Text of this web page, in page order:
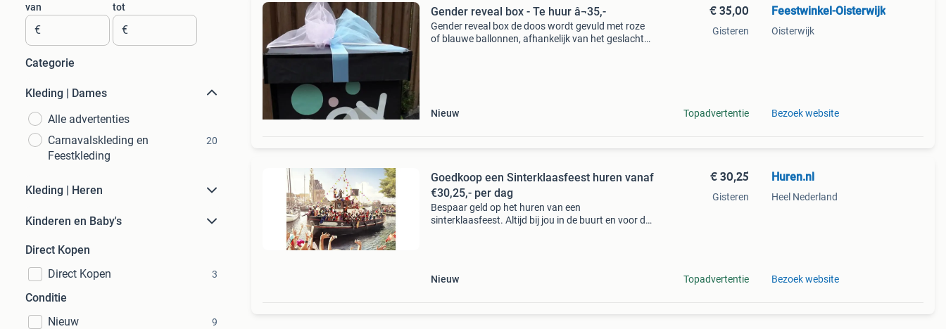
van
€
tot
€
Categorie
Kleding | Dames
Alle advertenties
Carnavalskleding en
Feestkleding
20
Kleding | Heren
Kinderen en Baby's
Direct Kopen
Direct Kopen
3
Conditie
Nieuw
9
Gender reveal box - Te huur â¬35,-
Gender reveal box de doos wordt gevuld met roze
of blauwe ballonnen, afhankelijk van het geslacht
Nieuw
€ 35,00
Gisteren
Topadvertentie
Feestwinkel-Oisterwijk
Oisterwijk
Bezoek website
Goedkoop een Sinterklaasfeest huren vanaf
€30,25,- per dag
Bespaar geld op het huren van een
sinterklaasfeest. Altijd bij jou in de buurt en voor de
Nieuw
€ 30,25
Gisteren
Topadvertentie
Huren.nl
Heel Nederland
Bezoek website